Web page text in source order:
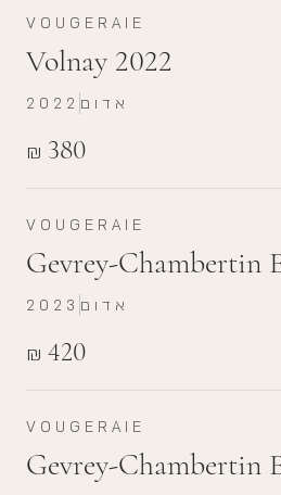
VOUGERAIE
Volnay 2022
₪ 380
2022 אדום
VOUGERAIE
Gevrey-Chambertin
₪ 420
2023 אדום
VOUGERAIE
Gevrey-Chambertin